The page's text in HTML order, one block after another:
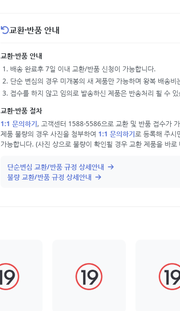
교환·반품 안내
교환·반품 안내
배송 완료후 7일 이내 교환/반품 신청이 가능합니다.
단순 변심의 경우 미개봉의 새 제품만 가능하며 왕복 배송비
접수를 하지 않고 임의로 발송하신 제품은 반송처리 될 수
교환·반품 절차
1:1 문의하기, 고객센터 1588-5586으로 교환 및 반품 접수가
제품 불량의 경우 사진을 첨부하여 1:1 문의하기로 등록해 주시
가능합니다. (사진 상으로 불량이 확인될 경우 교환 제품을 바로
단순변심 교환/반품 규정 상세안내
불량 교환/반품 규정 상세안내